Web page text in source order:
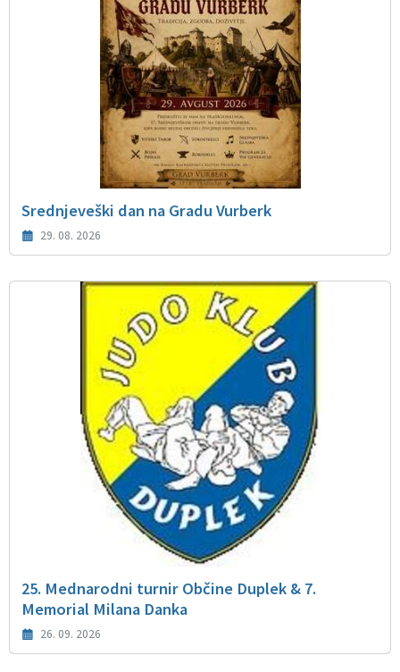
Srednjeveški dan na Gradu Vurberk
29. 08. 2026
25. Mednarodni turnir Občine Duplek & 7.
Memorial Milana Danka
26. 09. 2026